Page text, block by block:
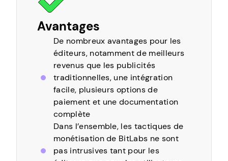
Avantages
De nombreux avantages pour les
éditeurs, notamment de meilleurs
revenus que les publicités
traditionnelles, une intégration
facile, plusieurs options de
paiement et une documentation
complète
Dans l’ensemble, les tactiques de
monétisation de BitLabs ne sont
pas intrusives tant pour les